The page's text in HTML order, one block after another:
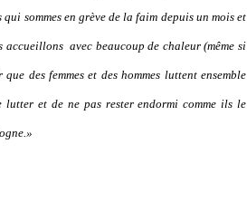
sommes en grève de la faim depuis un mois et
accueillons avec beaucoup de chaleur (même si
des femmes et des hommes luttent ensemble
et de ne pas rester endormi comme ils le